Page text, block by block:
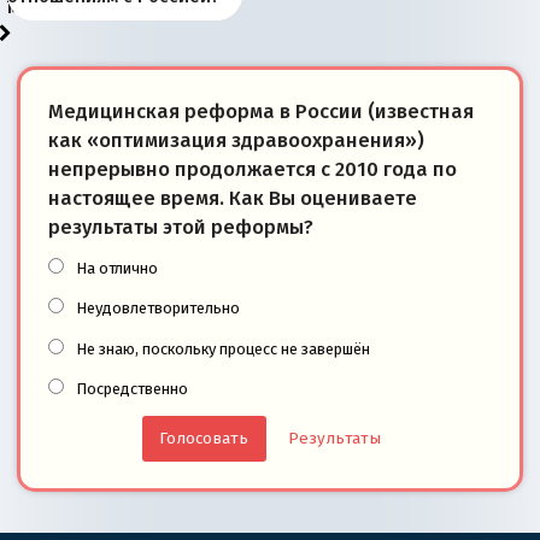
моря
победители
Медицинская реформа в России (известная
как «оптимизация здравоохранения»)
непрерывно продолжается с 2010 года по
настоящее время. Как Вы оцениваете
результаты этой реформы?
На отлично
Неудовлетворительно
Не знаю, поскольку процесс не завершён
Посредственно
Результаты